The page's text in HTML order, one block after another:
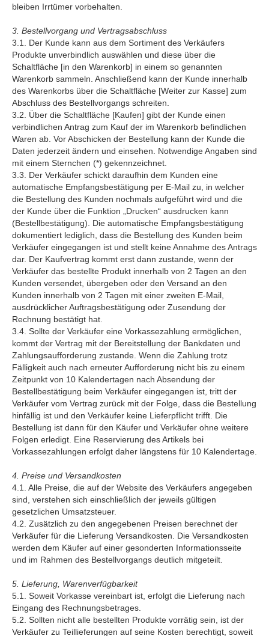
bleiben Irrtümer vorbehalten.
3. Bestellvorgang und Vertragsabschluss
3.1. Der Kunde kann aus dem Sortiment des Verkäufers
Produkte unverbindlich auswählen und diese über die
Schaltfläche [in den Warenkorb] in einem so genannten
Warenkorb sammeln. Anschließend kann der Kunde innerhalb
des Warenkorbs über die Schaltfläche [Weiter zur Kasse] zum
Abschluss des Bestellvorgangs schreiten.
3.2. Über die Schaltfläche [Kaufen] gibt der Kunde einen
verbindlichen Antrag zum Kauf der im Warenkorb befindlichen
Waren ab. Vor Abschicken der Bestellung kann der Kunde die
Daten jederzeit ändern und einsehen. Notwendige Angaben sind
mit einem Sternchen (*) gekennzeichnet.
3.3. Der Verkäufer schickt daraufhin dem Kunden eine
automatische Empfangsbestätigung per E-Mail zu, in welcher
die Bestellung des Kunden nochmals aufgeführt wird und die
der Kunde über die Funktion „Drucken“ ausdrucken kann
(Bestellbestätigung). Die automatische Empfangsbestätigung
dokumentiert lediglich, dass die Bestellung des Kunden beim
Verkäufer eingegangen ist und stellt keine Annahme des Antrags
dar. Der Kaufvertrag kommt erst dann zustande, wenn der
Verkäufer das bestellte Produkt innerhalb von 2 Tagen an den
Kunden versendet, übergeben oder den Versand an den
Kunden innerhalb von 2 Tagen mit einer zweiten E-Mail,
ausdrücklicher Auftragsbestätigung oder Zusendung der
Rechnung bestätigt hat.
3.4. Sollte der Verkäufer eine Vorkassezahlung ermöglichen,
kommt der Vertrag mit der Bereitstellung der Bankdaten und
Zahlungsaufforderung zustande. Wenn die Zahlung trotz
Fälligkeit auch nach erneuter Aufforderung nicht bis zu einem
Zeitpunkt von 10 Kalendertagen nach Absendung der
Bestellbestätigung beim Verkäufer eingegangen ist, tritt der
Verkäufer vom Vertrag zurück mit der Folge, dass die Bestellung
hinfällig ist und den Verkäufer keine Lieferpflicht trifft. Die
Bestellung ist dann für den Käufer und Verkäufer ohne weitere
Folgen erledigt. Eine Reservierung des Artikels bei
Vorkassezahlungen erfolgt daher längstens für 10 Kalendertage.
4. Preise und Versandkosten
4.1. Alle Preise, die auf der Website des Verkäufers angegeben
sind, verstehen sich einschließlich der jeweils gültigen
gesetzlichen Umsatzsteuer.
4.2. Zusätzlich zu den angegebenen Preisen berechnet der
Verkäufer für die Lieferung Versandkosten. Die Versandkosten
werden dem Käufer auf einer gesonderten Informationsseite
und im Rahmen des Bestellvorgangs deutlich mitgeteilt.
5. Lieferung, Warenverfügbarkeit
5.1. Soweit Vorkasse vereinbart ist, erfolgt die Lieferung nach
Eingang des Rechnungsbetrages.
5.2. Sollten nicht alle bestellten Produkte vorrätig sein, ist der
Verkäufer zu Teillieferungen auf seine Kosten berechtigt, soweit